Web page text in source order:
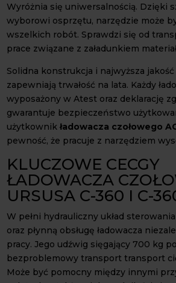
Wyróżnia się uniwersalnością. Dzięki
wyborowi osprzętu, narzędzie może
wszelkich robót. Sprawdzi się od
prace związane z załadunkiem
Solidna konstrukcja i najwyższa
zapewniają trwałość na lata. Każdy
wyposażony w Atest oraz deklarację
gwarantuje bezpieczeństwo
użytkownik ładowacza czołowego
pewność, że pracuje z narzędziem
KLUCZOWE CECGY
ŁADOWACZA
URSUSA C-360 I C-
W pełni hydrauliczny układ
oraz płynną obsługę ładowacza
pracy. Jego udźwig sięgający 700 kg
bezproblemowy transport transport
Może być pomocny między innymi